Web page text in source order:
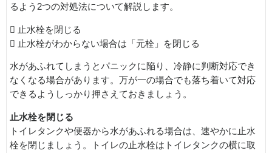
るよう2つの対処法について解説します。
 止水栓を閉じる
 止水栓がわからない場合は「元栓」を閉じる
水があふれてしまうとパニックに陥り、冷静に判断対応でき
なくなる場合があります。万が一の場合でも落ち着いて対応
できるようしっかり押さえておきましょう。
止水栓を閉じる
トイレタンクや便器から水があふれる場合は、速やかに止水
栓を閉じましょう。トイレの止水栓はトイレタンクの横に取